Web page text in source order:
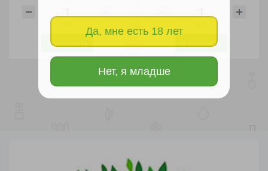
Да, мне есть 18 лет
Нет, я младше
В корзину
В корзину